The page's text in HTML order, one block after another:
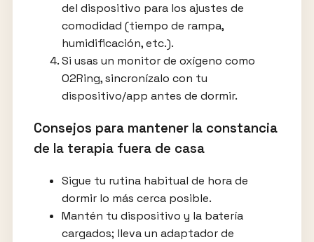
del dispositivo para los ajustes de
comodidad (tiempo de rampa,
humidificación, etc.).
Si usas un monitor de oxígeno como
O2Ring, sincronízalo con tu
dispositivo/app antes de dormir.
Consejos para mantener la constancia
de la terapia fuera de casa
Sigue tu rutina habitual de hora de
dormir lo más cerca posible.
Mantén tu dispositivo y la batería
cargados; lleva un adaptador de